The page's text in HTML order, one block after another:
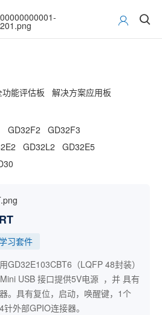
具
功能评估板
解决方案应用板
GD32F2
GD32F3
GD32L2
GD32E5
习套件
GD32E103CBT6（LQFP 48封装）
USB 接口提供5V电源 ，并 具有
。具有复位，启动，唤醒键，1个
外部GPIO连接器。